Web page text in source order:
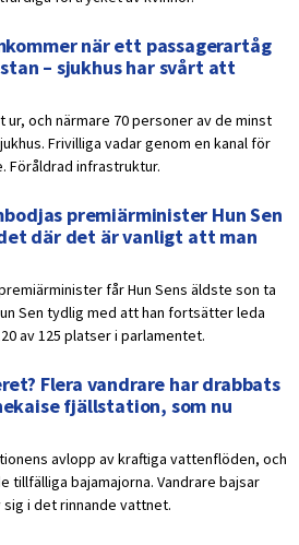
när ett passagerartåg
– sjukhus har svårt att
ur, och närmare 70 personer av de minst
Frivilliga vadar genom en kanal för
Föråldrad infrastruktur.
premiärminister Hun Sen
där det är vanligt att man
får Hun Sens äldste son ta
Sen tydlig med att han fortsätter leda
av 125 platser i parlamentet.
Flera vandrare har drabbats
fjällstation, som nu
avlopp av kraftiga vattenflöden, och
tillfälliga bajamajorna. Vandrare bajsar
i det rinnande vattnet.